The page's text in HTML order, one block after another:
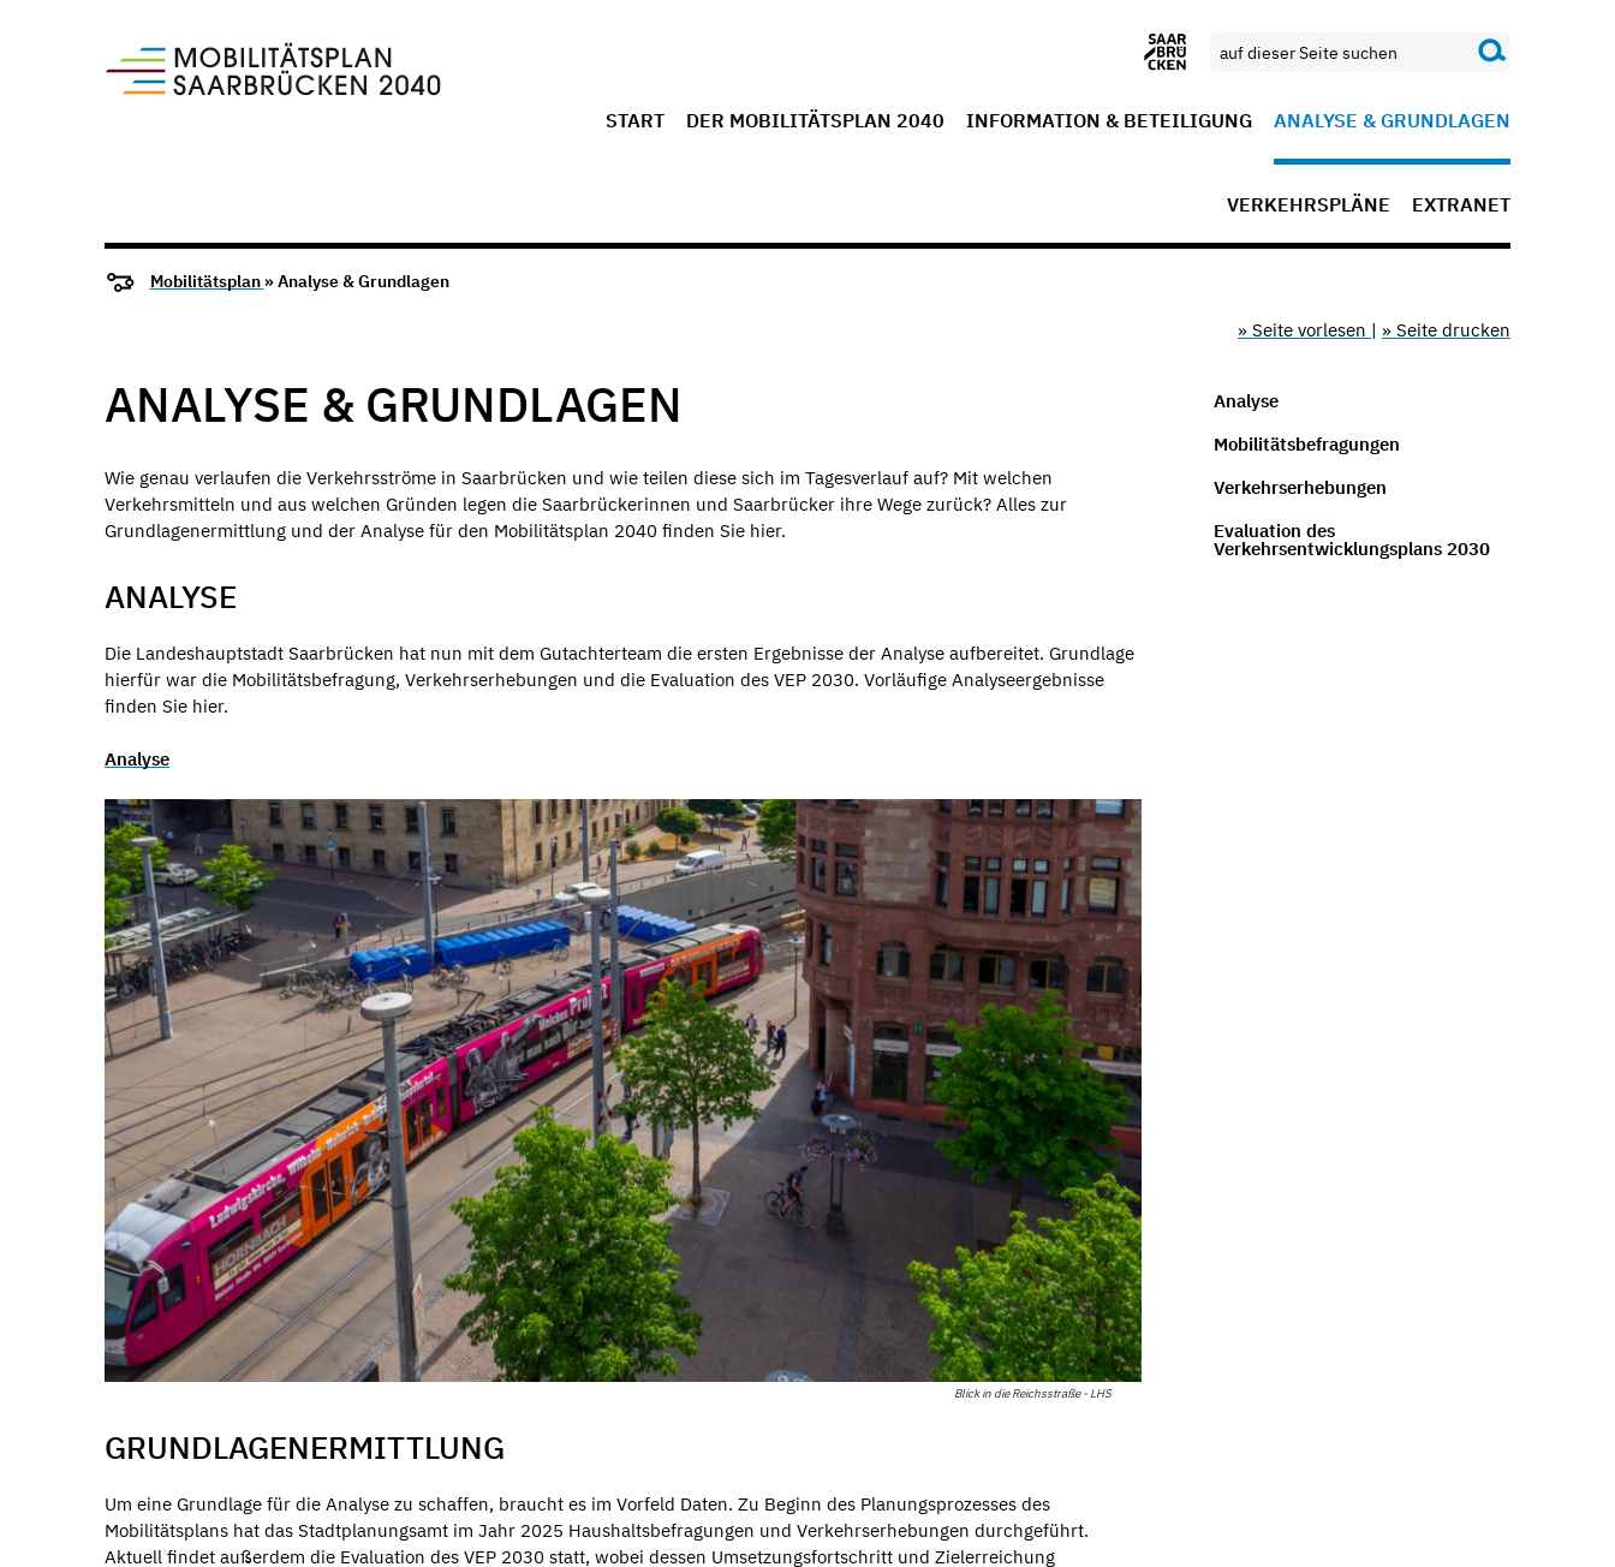
START DER MOBILITÄTSPLAN 2040 INFORMATION & BETEILIGUNG ANALYSE & GRUNDLAGEN
VERKEHRSPLÄNE EXTRANET
Mobilitätsplan » Analyse & Grundlagen
» Seite vorlesen | » Seite drucken
ANALYSE & GRUNDLAGEN
Wie genau verlaufen die Verkehrsströme in Saarbrücken und wie teilen diese sich im Tagesverlauf auf? Mit welchen
Verkehrsmitteln und aus welchen Gründen legen die Saarbrückerinnen und Saarbrücker ihre Wege zurück? Alles zur
Grundlagenermittlung und der Analyse für den Mobilitätsplan 2040 finden Sie hier.
ANALYSE
Die Landeshauptstadt Saarbrücken hat nun mit dem Gutachterteam die ersten Ergebnisse der Analyse aufbereitet. Grundlage
hierfür war die Mobilitätsbefragung, Verkehrserhebungen und die Evaluation des VEP 2030. Vorläufige Analyseergebnisse
finden Sie hier.
Analyse
Blick in die Reichsstraße - LHS
GRUNDLAGENERMITTLUNG
Um eine Grundlage für die Analyse zu schaffen, braucht es im Vorfeld Daten. Zu Beginn des Planungsprozesses des
Mobilitätsplans hat das Stadtplanungsamt im Jahr 2025 Haushaltsbefragungen und Verkehrserhebungen durchgeführt.
Aktuell findet außerdem die Evaluation des VEP 2030 statt, wobei dessen Umsetzungsfortschritt und Zielerreichung
Analyse
Mobilitätsbefragungen
Verkehrserhebungen
Evaluation des
Verkehrsentwicklungsplans 2030